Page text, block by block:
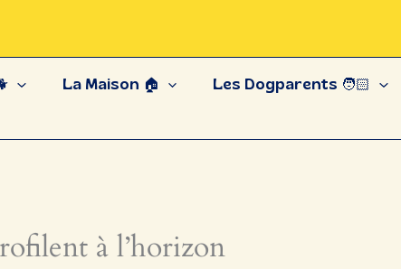
La Maison 🏠
Les Dogparents 🧑🏻
à l’horizon